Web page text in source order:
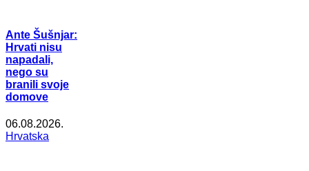
Ante Šušnjar:
Hrvati nisu
napadali,
nego su
branili svoje
domove
06.08.2026.
Hrvatska